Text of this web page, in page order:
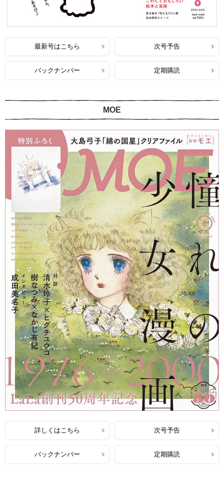
最新号はこちら 次号予告
バックナンバー 定期購読
MOE
詳しくはこちら 次号予告
バックナンバー 定期購読